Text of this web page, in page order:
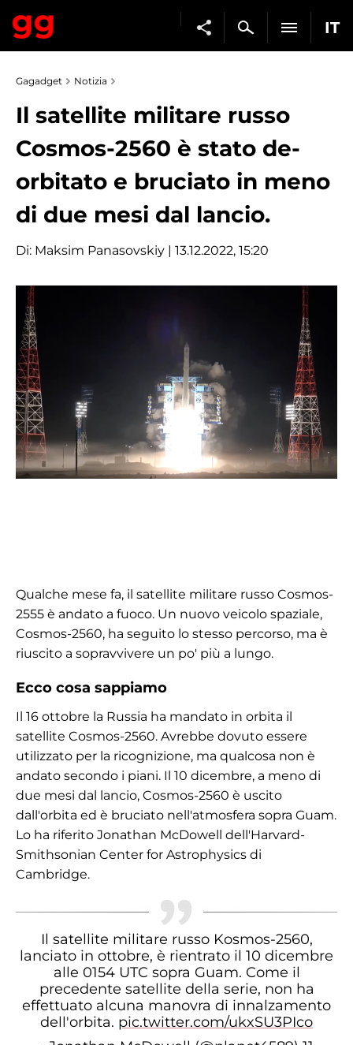
IT
Gagadget Notizia
Il satellite militare russo
Cosmos-2560 è stato de-
orbitato e bruciato in meno
di due mesi dal lancio.
Di: Maksim Panasovskiy | 13.12.2022, 15:20
Qualche mese fa, il satellite militare russo Cosmos-
2555 è andato a fuoco. Un nuovo veicolo spaziale,
Cosmos-2560, ha seguito lo stesso percorso, ma è
riuscito a sopravvivere un po' più a lungo.
Ecco cosa sappiamo
Il 16 ottobre la Russia ha mandato in orbita il
satellite Cosmos-2560. Avrebbe dovuto essere
utilizzato per la ricognizione, ma qualcosa non è
andato secondo i piani. Il 10 dicembre, a meno di
due mesi dal lancio, Cosmos-2560 è uscito
dall'orbita ed è bruciato nell'atmosfera sopra Guam.
Lo ha riferito Jonathan McDowell dell'Harvard-
Smithsonian Center for Astrophysics di
Cambridge.
Il satellite militare russo Kosmos-2560,
lanciato in ottobre, è rientrato il 10 dicembre
alle 0154 UTC sopra Guam. Come il
precedente satellite della serie, non ha
effettuato alcuna manovra di innalzamento
dell'orbita. pic.twitter.com/ukxSU3PIco